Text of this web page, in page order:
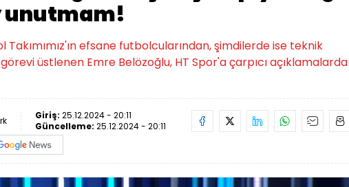
unutmam!
Takımımız'ın efsane futbolcularından, şimdilerde ise teknik
üstlenen Emre Belözoğlu, HT Spor'a çarpıcı açıklamalarda
Giriş: 25.12.2024 - 20:11
Güncelleme: 25.12.2024 - 20:11